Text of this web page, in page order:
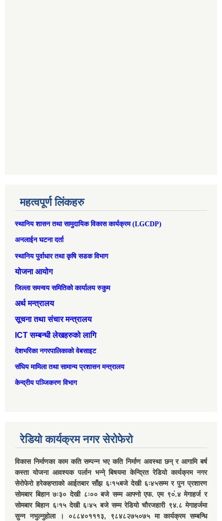
महत्वपूर्ण लिंकहरु
स्थानिय शासन तथा सामुदायिक विकास कार्यक्रम (LGCDP)
अनलाईन घटना दर्ता
स्थानिय पुर्वाधार तथा कृषि सडक विभाग
योजना आयोग
जिल्ला समन्वय समितिको कार्यालय रुकुम
अर्थ मन्त्रालय
सूचना तथा संचार मन्त्रालय
ICT सम्बन्धी लेखहरुको लागि
देशभरिका नगरपालिकाको वेबसाइट
संघिय मामिला तथा सामान्‍य प्रशासन मन्त्रालय
केन्द्रीय पञ्जिकरण विभाग
रेडियो कार्यक्रम नगर सेरोफेरो
विकास निर्माणका काम कति सम्पन्न भए कति निर्माण अवस्था छन् र आगामि बर्ष
कस्ता योजना आवश्यक पर्लान भन्ने् बिषयमा केन्द्रित रेडियो कार्यक्रम नगर
सेरोफेरो हरेकहप्ताको आईतबार साँझ ६ः१५बजे देखी ६ः४५सम्म र पुन प्रशारण
सोमबार बिहान ७ः३० देखी ८ः०० बजे सम्म आफ्नो एफ. एम ९०ं.४ मेगाहर्ज र
सोमबार बिहान ६ः१५ देखी ६ः४५ बजे सम्म रेडियो चौरजहारी ९४.८ मेगाहर्जमा
सुन्न नभुल्नुहोला । ०८८४०१११३, ९८४८२७५०७५ मा कार्यक्रम सम्बन्धि